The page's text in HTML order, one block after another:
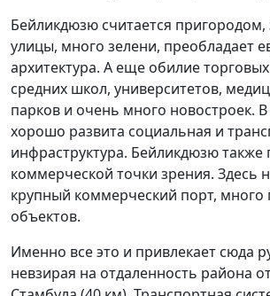
Бейликдюзю считается
улицы, много зелени, преобладает
архитектура. А еще обилие
средних школ, университетов,
парков и очень много новостроек.
хорошо развита социальная и
инфраструктура. Бейликдюзю также
коммерческой точки зрения. Здесь
крупный коммерческий порт,
объектов.
Именно все это и привлекает сюда
невзирая на отдаленность района